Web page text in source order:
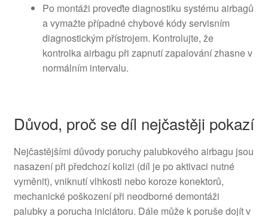
Po montáži proveďte diagnostiku systému airbagů
a vymažte případné chybové kódy servisním
diagnostickým přístrojem. Kontrolujte, že
kontrolka airbagu při zapnutí zapalování zhasne v
normálním intervalu.
Důvod, proč se díl nejčastěji pokazí
Nejčastějšími důvody poruchy palubkového airbagu jsou
nasazení při předchozí kolizi (díl je po aktivaci nutné
vyměnit), vniknutí vlhkosti nebo koroze konektorů,
mechanické poškození při neodborné demontáži
palubky a porucha iniciátoru. Dále může k poruše dojít v